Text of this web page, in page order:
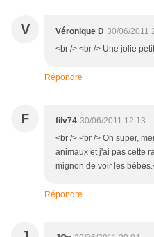
V Véronique D 30/06/2011
<br /> <br /> Une jolie
Répondre
F filv74 30/06/2011 12:13
<br /> <br /> Oh super,
animaux et j'ai pas cette
mignon de voir les
Répondre